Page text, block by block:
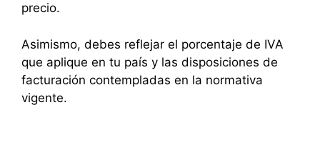
precio.
Asimismo, debes reflejar el porcentaje de IVA
que aplique en tu país y las disposiciones de
facturación contempladas en la normativa
vigente.